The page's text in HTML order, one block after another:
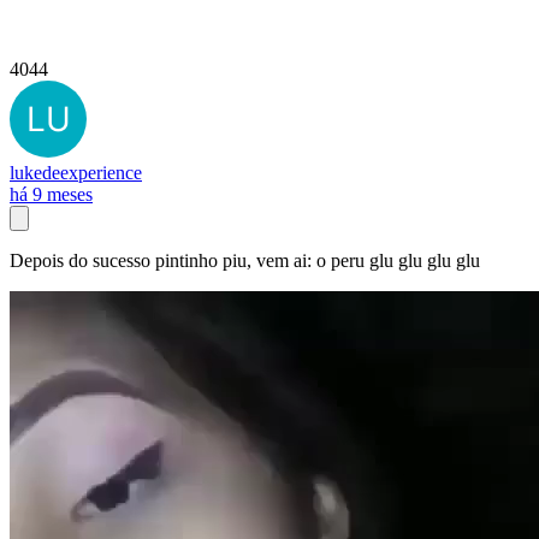
4044
lukedeexperience
há 9 meses
Depois do sucesso pintinho piu, vem ai: o peru glu glu glu glu